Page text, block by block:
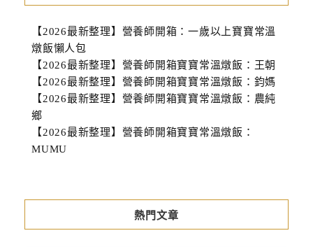
【2026最新整理】營養師開箱：一歲以上寶寶常溫
燉飯懶人包
【2026最新整理】營養師開箱寶寶常溫燉飯：王朝
【2026最新整理】營養師開箱寶寶常溫燉飯：鈞媽
【2026最新整理】營養師開箱寶寶常溫燉飯：農純
鄉
【2026最新整理】營養師開箱寶寶常溫燉飯：
MUMU
熱門文章